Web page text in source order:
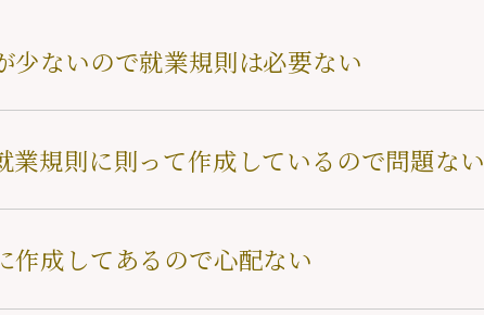
少ないので就業規則は必要ない
業規則に則って作成しているので問題ない
作成してあるので心配ない